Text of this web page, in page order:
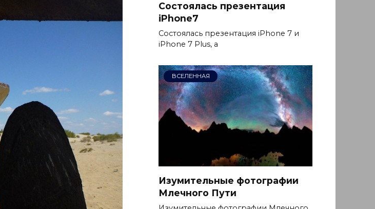
Состоялась презентация
iPhone7
Состоялась презентация iPhone 7 и
iPhone 7 Plus, а
ВСЕЛЕННАЯ
Изумительные фотографии
Млечного Пути